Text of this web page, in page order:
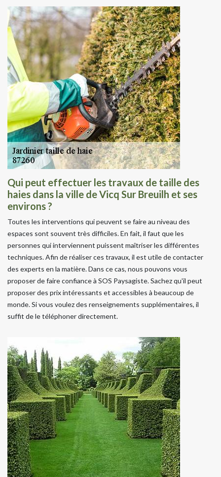
Qui peut effectuer les travaux de taille des
haies dans la ville de Vicq Sur Breuilh et ses
environs ?
Toutes les interventions qui peuvent se faire au niveau des
espaces sont souvent très difficiles. En fait, il faut que les
personnes qui interviennent puissent maîtriser les différentes
techniques. Afin de réaliser ces travaux, il est utile de contacter
des experts en la matière. Dans ce cas, nous pouvons vous
proposer de faire confiance à SOS Paysagiste. Sachez qu'il peut
proposer des prix intéressants et accessibles à beaucoup de
monde. Si vous voulez des renseignements supplémentaires, il
suffit de le téléphoner directement.